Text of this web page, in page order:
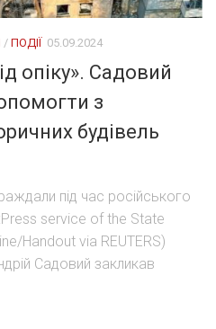
/ ПОДІЇ 05.09.2024
опіку». Садовий
з
будівель
під час російського
service of the State
Handout via REUTERS)
Садовий закликав